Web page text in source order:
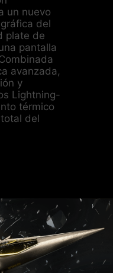
un nuevo
del
plate de
pantalla
avanzada,
y
Lightning-
térmico
del